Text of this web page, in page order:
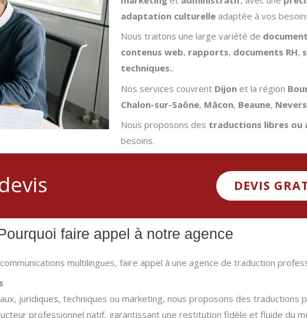
adaptation culturelle adaptée à vos
Nous traitons une large variété de
contenus web, rapports, documents RH,
techniques..
Nos services couvrent Dijon et la région
Chalon-sur-Saône, Mâcon, Beaune, Nevers
Nous proposons des traductions libres ou
besoins.
DEVIS
faire appel à notre agence
multilingues, faire appel à une agence de traduction
juridiques, techniques ou marketing, nous proposons des
professionnel natif, garantissant une restitution fidèle et fluide du